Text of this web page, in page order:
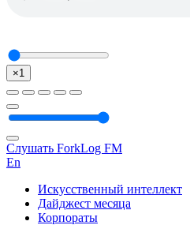
×1
Слушать ForkLog FM
En
Искусственный интеллект
Дайджест месяца
Корпораты